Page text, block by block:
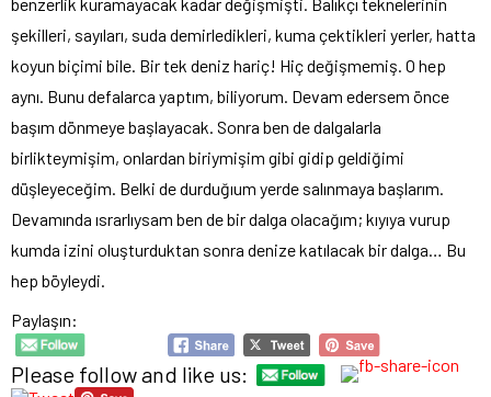
benzerlik kuramayacak kadar değişmişti. Balıkçı teknelerinin
şekilleri, sayıları, suda demirledikleri, kuma çektikleri yerler, hatta
koyun biçimi bile. Bir tek deniz hariç! Hiç değişmemiş. O hep
aynı. Bunu defalarca yaptım, biliyorum. Devam edersem önce
başım dönmeye başlayacak. Sonra ben de dalgalarla
birlikteymişim, onlardan biriymişim gibi gidip geldiğimi
düşleyeceğim. Belki de durduğıum yerde salınmaya başlarım.
Devamında ısrarlıysam ben de bir dalga olacağım; kıyıya vurup
kumda izini oluşturduktan sonra denize katılacak bir dalga… Bu
hep böyleydi.
Paylaşın:
Please follow and like us: